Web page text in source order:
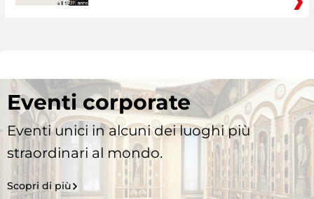
Eventi corporate
Eventi unici in alcuni dei luoghi più
straordinari al mondo.
Scopri di più